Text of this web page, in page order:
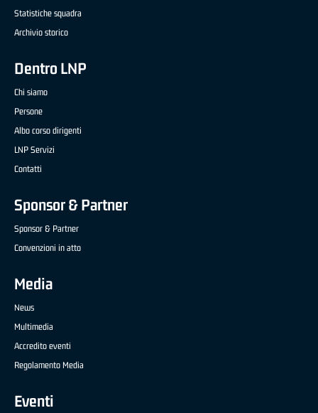
Statistiche squadra
Archivio storico
Dentro LNP
Chi siamo
Persone
Albo corso dirigenti
LNP Servizi
Contatti
Sponsor & Partner
Sponsor & Partner
Convenzioni in atto
Media
News
Multimedia
Accredito eventi
Regolamento Media
Eventi